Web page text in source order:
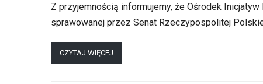
Z przyjemnością informujemy, że Ośrodek
sprawowanej przez Senat Rzeczypospolitej
CZYTAJ WIĘCEJ